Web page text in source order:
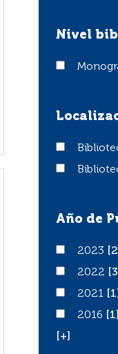
Nivel
Monograph
Biblioteca
Biblioteca
Año de
20232023
[2]
20222022
[3]
20212021
[1]
20162016
[1]
[+]